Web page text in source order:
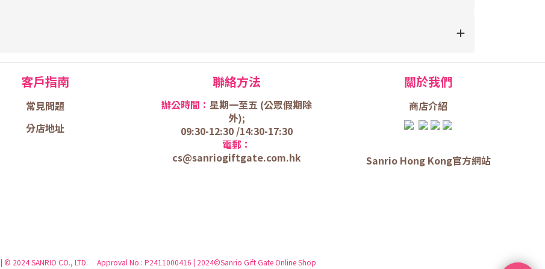
客戶指南
常見問題
分店地址
聯絡方法
辦公時間： 星期一至五 (公眾假期除
外);
09:30-12:30 /14:30-17:30
電郵：
cs@sanriogiftgate.com.hk
關於我們
商店介紹
Sanrio Hong Kong官方網站
| © 2024 SANRIO CO., LTD. Approval No.: P2411000416 | 2024©Sanrio Gift Gate Online Shop